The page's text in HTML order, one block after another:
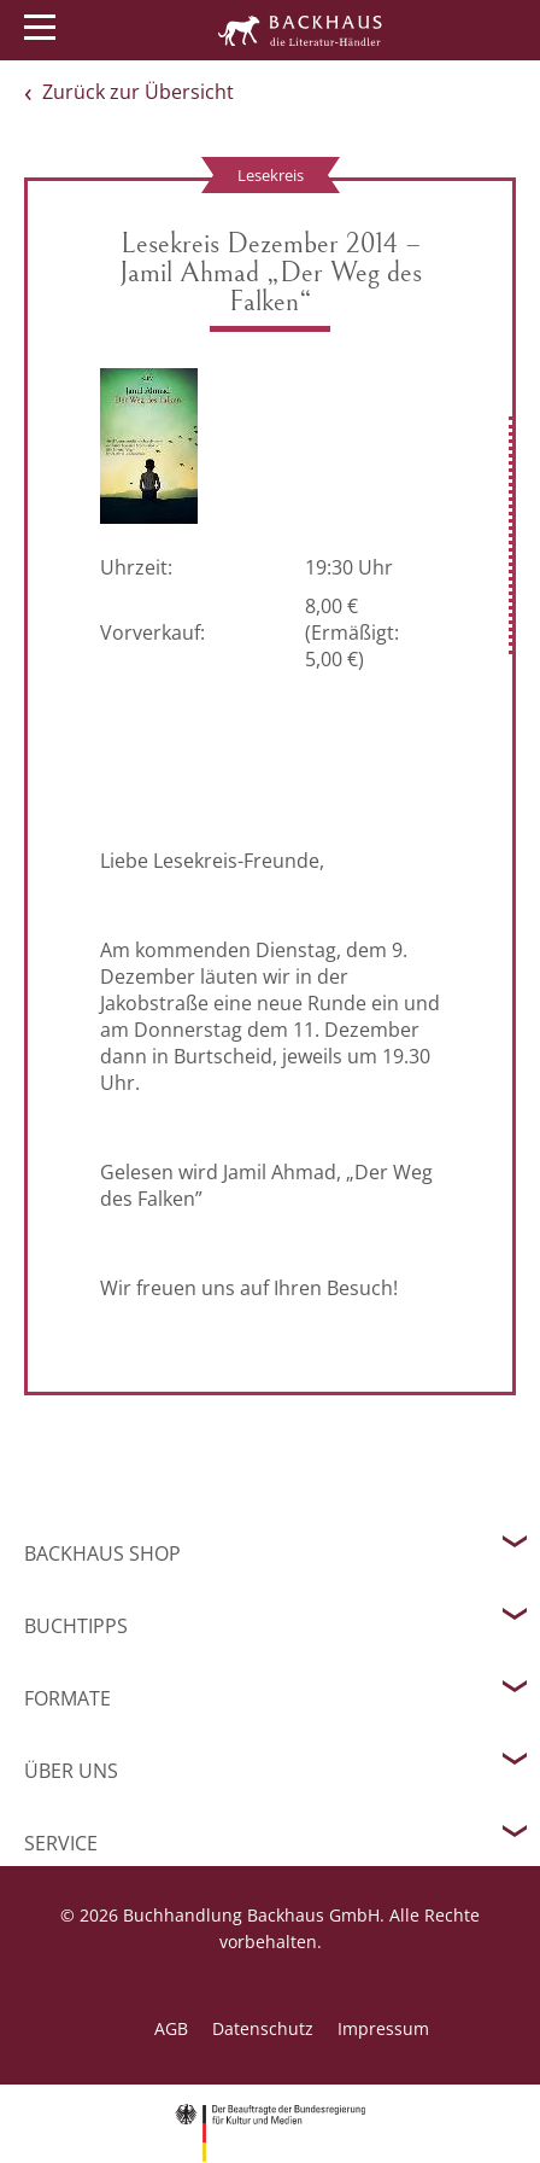
Zurück zur Übersicht
Lesekreis
Lesekreis Dezember 2014 –
Jamil Ahmad „Der Weg des
Falken“
Uhrzeit: 19:30 Uhr
Vorverkauf:
8,00 €
(Ermäßigt:
5,00 €)
Liebe Lesekreis-Freunde,
Am kommenden Dienstag, dem 9.
Dezember läuten wir in der
Jakobstraße eine neue Runde ein und
am Donnerstag dem 11. Dezember
dann in Burtscheid, jeweils um 19.30
Uhr.
Gelesen wird Jamil Ahmad, „Der Weg
des Falken”
Wir freuen uns auf Ihren Besuch!
BACKHAUS SHOP
BUCHTIPPS
FORMATE
ÜBER UNS
SERVICE
© 2026 Buchhandlung Backhaus GmbH. Alle Rechte
vorbehalten.
AGB Datenschutz Impressum